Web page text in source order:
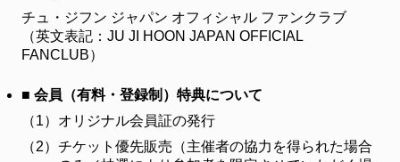
EVENT
イベント
メンバーシップ
FANCLUB
ファンクラブ
チュ・ジフン ジャパン オフィシャル ファンクラブ
（英文表記：JU JI HOON JAPAN OFFICIAL
FANCLUB）
■ 会員（有料・登録制）特典について
（1） オリジナル会員証の発行
（2） チケット優先販売（主催者の協力を得られた場合